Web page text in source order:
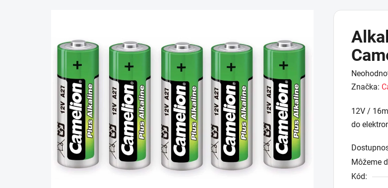
Priemerné
je
0,0
5
Značka:
12V /
do
Môžeme
Kód: